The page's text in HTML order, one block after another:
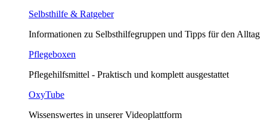
Selbsthilfe & Ratgeber
Informationen zu Selbsthilfegruppen und Tipps für den Alltag
Pflegeboxen
Pflegehilfsmittel - Praktisch und komplett ausgestattet
OxyTube
Wissenswertes in unserer Videoplattform